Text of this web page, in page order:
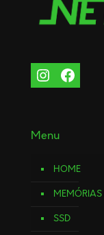
Menu
HOME
MEMÓRIAS
SSD